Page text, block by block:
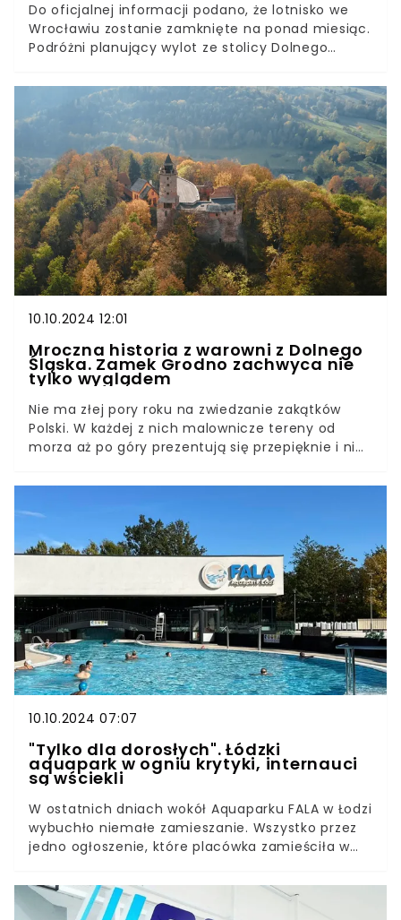
Do oficjalnej informacji podano, że lotnisko we
Wrocławiu zostanie zamknięte na ponad miesiąc.
Podróżni planujący wylot ze stolicy Dolnego
dni wstrzymane będą nie tylko wyloty, ale także
przyloty.
10.10.2024 12:01
Mroczna historia z warowni z Dolnego
Śląska. Zamek Grodno zachwyca nie
tylko wyglądem
Nie ma złej pory roku na zwiedzanie zakątków
Polski. W każdej z nich malownicze tereny od
morza aż po góry prezentują się przepięknie i nic
zagranicy. Jedną z prawdziwych perełek na
jednak wiedzą, że wokół niego krąży mroczna
historia.
10.10.2024 07:07
"Tylko dla dorosłych". Łódzki
aquapark w ogniu krytyki, internauci
są wściekli
W ostatnich dniach wokół Aquaparku FALA w Łodzi
wybuchło niemałe zamieszanie. Wszystko przez
jedno ogłoszenie, które placówka zamieściła w
rozwiązanie, chciała zrobić ukłon w stronę
dorosłych osób korzystających z ich oferty.